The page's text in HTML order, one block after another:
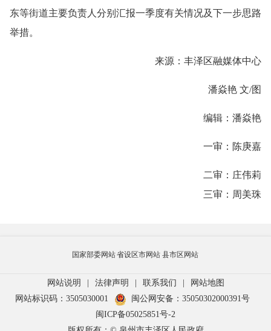
东等街道主要负责人分别汇报一季度有关情况及下一步思路
举措。
来源：丰泽区融媒体中心
潘焱艳 文/图
编辑：潘焱艳
一审：陈庚嘉
二审：庄伟莉
三审：周美珠
国家部委网站省设区市网站 县市区网站
网站说明 | 法律声明 | 联系我们 |
网站地图
网站标识码：3505030001
闽公网安备：35050302000391号
闽ICP备05025851号-2